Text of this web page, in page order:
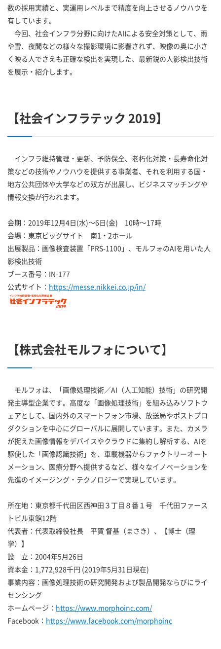
数の採用実績と、実運用レベルまで精度を向上させるノウハウを
有しています。
今回、社会インフラ分野に向けたAIによる安全対策として、雨
や雪、夜間などの様々な撮影環境に影響されず、映像の奥に小さ
く映る人でさえも正確な検出を実現した、最新鋭の人影検出技術
を展示・紹介します。
【社会インフラテック 2019】
インフラ維持管理・更新、予防保全、老朽化対策・長寿命化対
策などの技術やノウハウを提供する事業者、それを利用する国・
地方公共団体や大学などの双方が出展し、ビジネスマッチングや
情報交換が行われます。
会期：2019年12月4日(水)～6日(金) 10時～17時
会場：東京ビッグサイト 南1・2ホール
出展製品：画像検査装置「PRS-1100」、モルフォのAIを用いた人
影検出技術
ブース番号：IN-177
公式サイト： https://messe.nikkei.co.jp/in/
【株式会社モルフォについて】
モルフォは、「画像処理技術／AI（人工知能）技術」の研究開
発主導型企業です。高度な「画像処理技術」を組み込みソフトウ
ェアとして、国内外のスマートフォン市場、放送局やポストプロ
ダクションを中心にグローバルに展開しています。また、カメラ
が捉えた画像情報をデバイスやクラウドに集約し解析する、AIを
駆使した「画像認識技術」を、車載機器からファクトリーオート
メーション、医療分野へ提供するなど、様々なイノベーションを
先進のイメージング・テクノロジーで実現しています。
所在地：東京都千代田区西神田３丁目８番１号 千代田ファース
トビル東館12階
代表者：代表取締役社長 平賀 督基（まさき）、【博士（理
学）】
設 立：2004年5月26日
資本金：1,772,928千円 (2019年5月31日現在)
事業内容：画像処理技術の研究開発および製品開発ならびにライ
センシング
ホームページ： https://www.morphoinc.com/
Facebook： https://www.facebook.com/morphoinc